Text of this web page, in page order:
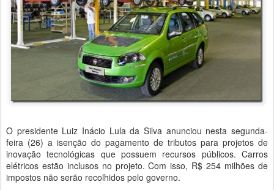
O presidente Luiz Inácio Lula da Silva anunciou nesta segunda-
feira (26) a isenção do pagamento de tributos para projetos de
inovação tecnológicas que possuem recursos públicos. Carros
elétricos estão inclusos no projeto. Com isso, R$ 254 milhões de
impostos não serão recolhidos pelo governo.